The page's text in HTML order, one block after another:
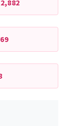
2,882